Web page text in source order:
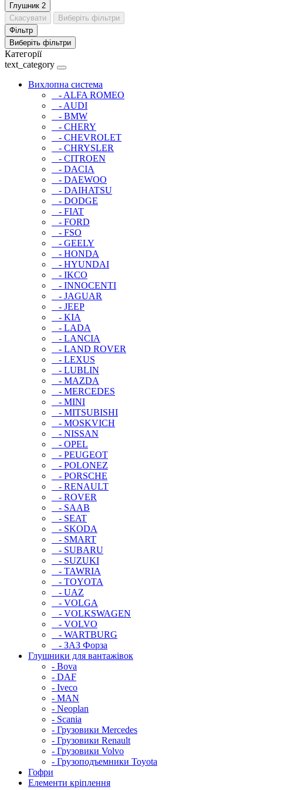
Глушник 2
Скасувати
Виберіть фільтри
Фільтр
Виберіть фільтри
Категорії
text_category
Вихлопна система
- ALFA ROMEO
- AUDI
- BMW
- CHERY
- CHEVROLET
- CHRYSLER
- CITROEN
- DACIA
- DAEWOO
- DAIHATSU
- DODGE
- FIAT
- FORD
- FSO
- GEELY
- HONDA
- HYUNDAI
- IKCO
- INNOCENTI
- JAGUAR
- JEEP
- KIA
- LADA
- LANCIA
- LAND ROVER
- LEXUS
- LUBLIN
- MAZDA
- MERCEDES
- MINI
- MITSUBISHI
- MOSKVICH
- NISSAN
- OPEL
- PEUGEOT
- POLONEZ
- PORSCHE
- RENAULT
- ROVER
- SAAB
- SEAT
- SKODA
- SMART
- SUBARU
- SUZUKI
- TAWRIA
- TOYOTA
- UAZ
- VOLGA
- VOLKSWAGEN
- VOLVO
- WARTBURG
- ЗАЗ Форза
Глушники для вантажівок
- Bova
- DAF
- Iveco
- MAN
- Neoplan
- Scania
- Грузовики Mercedes
- Грузовики Renault
- Грузовики Volvo
- Грузоподъемники Toyota
Гофри
Елементи кріплення